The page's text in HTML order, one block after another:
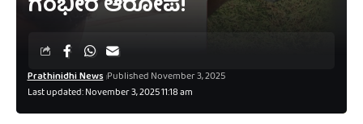
Last updated: November 3, 2025 11:18 am
Prathinidhi News Published November 3, 2025